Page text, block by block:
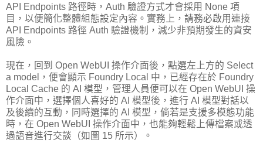
API Endpoints 路徑時，Auth 驗證方式才會採用 None 項
目，以便簡化整體組態設定內容。實務上，請務必啟用連接
API Endpoints 路徑 Auth 驗證機制，減少非預期發生的資安
風險。
現在，回到 Open WebUI 操作介面後，點選左上方的 Select
a model，便會顯示 Foundry Local 中，已經存在於 Foundry
Local Cache 的 AI 模型，管理人員便可以在 Open WebUI 操
作介面中，選擇個人喜好的 AI 模型後，進行 AI 模型對話以
及後續的互動，同時選擇的 AI 模型，倘若是支援多模態功能
時，在 Open WebUI 操作介面中，也能夠輕鬆上傳檔案或透
過語音進行交談（如圖 15 所示）。